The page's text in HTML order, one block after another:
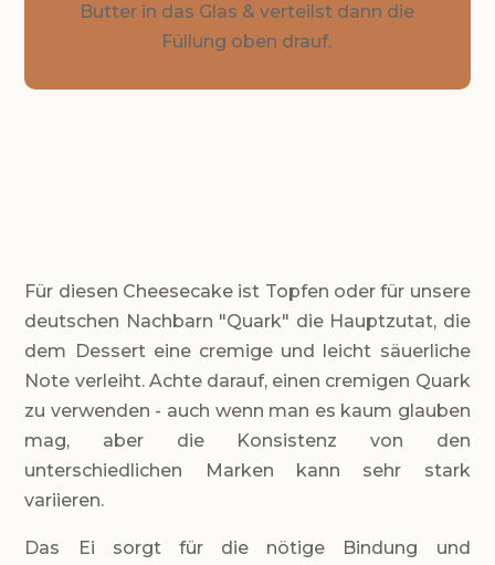
Butter in das Glas & verteilst dann die
Füllung oben drauf.
Für diesen Cheesecake ist Topfen oder für unsere
deutschen Nachbarn "Quark" die Hauptzutat, die
dem Dessert eine cremige und leicht säuerliche
Note verleiht. Achte darauf, einen cremigen Quark
zu verwenden - auch wenn man es kaum glauben
mag, aber die Konsistenz von den
unterschiedlichen Marken kann sehr stark
variieren.
Das Ei sorgt für die nötige Bindung und